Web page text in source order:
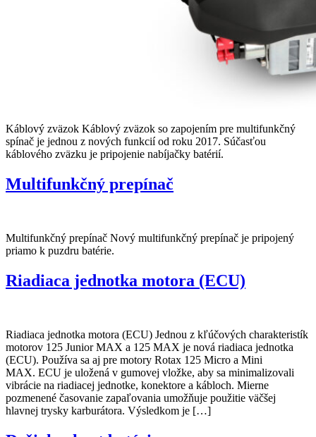
Káblový zväzok Káblový zväzok so zapojením pre multifunkčný
spínač je jednou z nových funkcií od roku 2017. Súčasťou
káblového zväzku je pripojenie nabíjačky batérií.
Multifunkčný prepínač
Multifunkčný prepínač Nový multifunkčný prepínač je pripojený
priamo k puzdru batérie.
Riadiaca jednotka motora (ECU)
Riadiaca jednotka motora (ECU) Jednou z kľúčových charakteristík
motorov 125 Junior MAX a 125 MAX je nová riadiaca jednotka
(ECU). Používa sa aj pre motory Rotax 125 Micro a Mini
MAX. ECU je uložená v gumovej vložke, aby sa minimalizovali
vibrácie na riadiacej jednotke, konektore a kábloch. Mierne
pozmenené časovanie zapaľovania umožňuje použitie väčšej
hlavnej trysky karburátora. Výsledkom je […]